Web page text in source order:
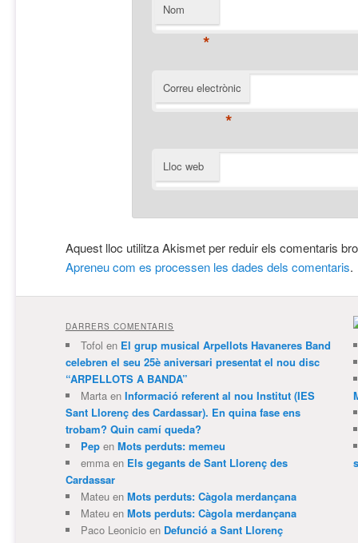
Nom
*
Correu electrònic
*
Lloc web
Aquest lloc utilitza Akismet per reduir els comentaris
Apreneu com es processen les dades dels comentaris.
DARRERS COMENTARIS
Tofol en El grup musical Arpellots Havaneres Band
celebren el seu 25è aniversari presentat el nou disc
“ARPELLOTS A BANDA”
Martaen Informació referent al nou Institut (IES
Sant Llorenç des Cardassar). En quina fase ens
trobam? Quin camí queda?
Pepen Mots perduts: memeu
emmaen Els gegants de Sant Llorenç des
Cardassar
Mateuen Mots perduts: Càgola merdançana
Mateuen Mots perduts: Càgola merdançana
Paco Leonicioen Defunció a Sant Llorenç